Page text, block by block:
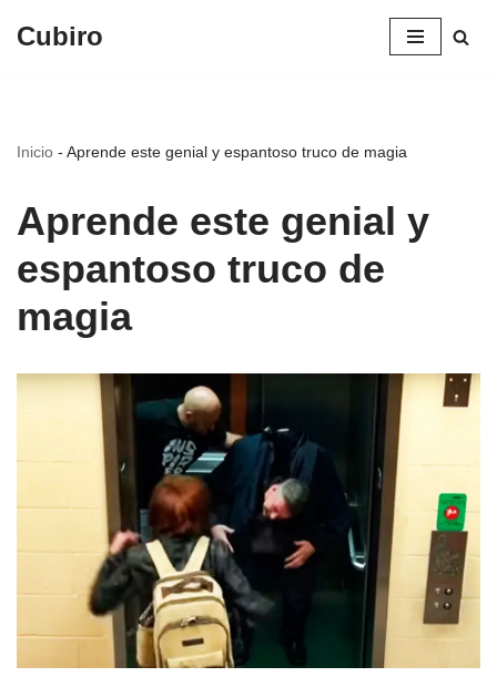
Cubiro
Inicio - Aprende este genial y espantoso truco de magia
Aprende este genial y
espantoso truco de
magia